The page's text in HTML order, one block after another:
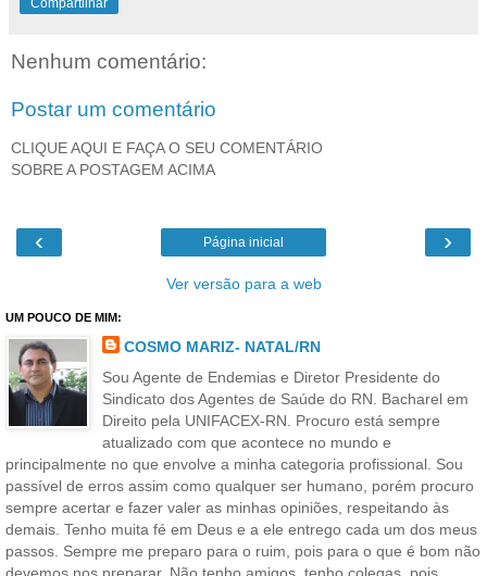
Compartilhar
Nenhum comentário:
Postar um comentário
CLIQUE AQUI E FAÇA O SEU COMENTÁRIO
SOBRE A POSTAGEM ACIMA
‹ ›
Página inicial
Ver versão para a web
UM POUCO DE MIM:
COSMO MARIZ- NATAL/RN
Sou Agente de Endemias e Diretor Presidente do
Sindicato dos Agentes de Saúde do RN. Bacharel em
Direito pela UNIFACEX-RN. Procuro está sempre
atualizado com que acontece no mundo e
principalmente no que envolve a minha categoria profissional. Sou
passível de erros assim como qualquer ser humano, porém procuro
sempre acertar e fazer valer as minhas opiniões, respeitando às
demais. Tenho muita fé em Deus e a ele entrego cada um dos meus
passos. Sempre me preparo para o ruim, pois para o que é bom não
devemos nos preparar. Não tenho amigos, tenho colegas, pois